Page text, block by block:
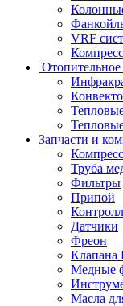
VRF
Запчасти и
Труба
Фильтры
Припой
Датчики
Фреон
Клапана
Медные
Масла